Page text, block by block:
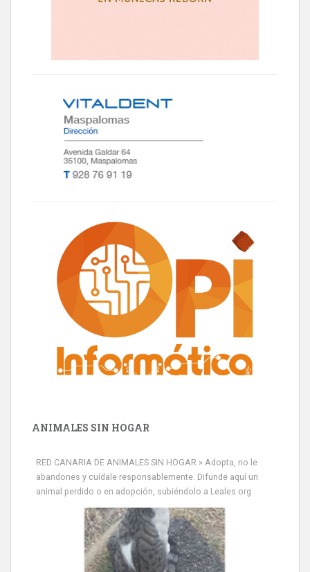
ANIMALES SIN HOGAR
RED CANARIA DE ANIMALES SIN HOGAR » Adopta, no le
abandones y cuídale responsablemente. Difunde aquí un
animal perdido o en adopción, subiéndolo a Leales.org